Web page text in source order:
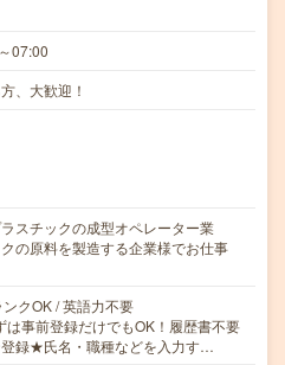
07:00
、大歓迎！
スチックの成型オペレーター業
の原料を製造する企業様でお仕事
クOK / 英語力不要
事前登録だけでもOK！履歴書不要
録★氏名・職種などを入力す…